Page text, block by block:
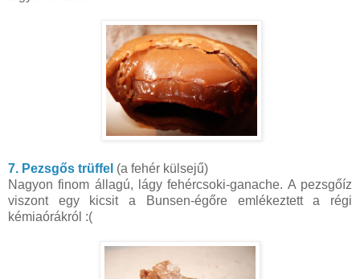
7. Pezsgős trüffel (a fehér külsejű)
Nagyon finom állagú, lágy fehércsoki-ganache. A pezsgőíz
viszont egy kicsit a Bunsen-égőre emlékeztett a régi
kémiaórákról :(